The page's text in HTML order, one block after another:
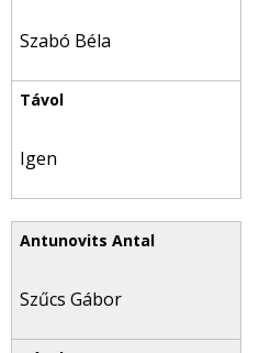
Szabó Béla
Igen
Szűcs Gábor